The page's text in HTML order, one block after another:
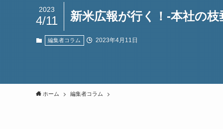
新米広報が行く！-本社の枝
2023
4/11
編集者コラム 2023年4月11日
ホーム 編集者コラム